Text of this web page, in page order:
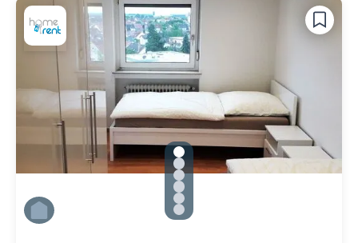
gallery.slide_selector
Zu Slide 1 wechseln
Zu Slide 2 wechseln
Zu Slide 3 wechseln
Zu Slide 4 wechseln
Zu Slide 5 wechseln
Zu Slide 6 wechseln